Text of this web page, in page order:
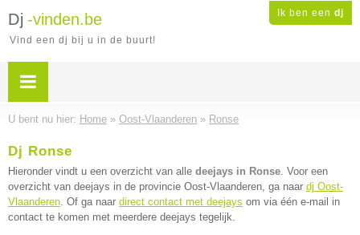
Ik ben een dj
Dj -vinden.be
Vind een dj bij u in de buurt!
U bent nu hier: Home » Oost-Vlaanderen » Ronse
Dj Ronse
Hieronder vindt u een overzicht van alle deejays in Ronse. Voor een
overzicht van deejays in de provincie Oost-Vlaanderen, ga naar dj Oost-
Vlaanderen. Of ga naar direct contact met deejays om via één e-mail in
contact te komen met meerdere deejays tegelijk.